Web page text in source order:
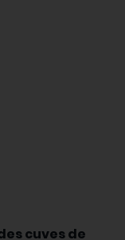
cuves de